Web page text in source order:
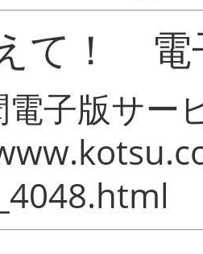
て！ 電
子版サー